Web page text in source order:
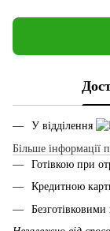
У відділення
Більше інформації
Готівкою при
Кредитною
Безготівковими